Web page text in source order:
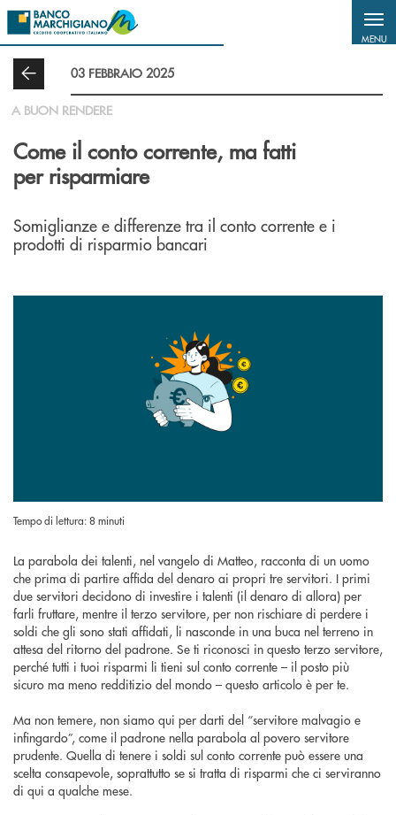
Salta al contenuto principale
MENU
03 FEBBRAIO 2025
A BUON RENDERE
Come il conto corrente, ma fatti
per risparmiare
Somiglianze e differenze tra il conto corrente e i
prodotti di risparmio bancari
Tempo di lettura: 8 minuti
La parabola dei talenti, nel vangelo di Matteo, racconta di un uomo
che prima di partire affida del denaro ai propri tre servitori. I primi
due servitori decidono di investire i talenti (il denaro di allora) per
farli fruttare, mentre il terzo servitore, per non rischiare di perdere i
soldi che gli sono stati affidati, li nasconde in una buca nel terreno in
attesa del ritorno del padrone. Se ti riconosci in questo terzo servitore,
perché tutti i tuoi risparmi li tieni sul conto corrente – il posto più
sicuro ma meno redditizio del mondo – questo articolo è per te.
Ma non temere, non siamo qui per darti del “servitore malvagio e
infingardo”, come il padrone nella parabola al povero servitore
prudente. Quella di tenere i soldi sul conto corrente può essere una
scelta consapevole, soprattutto se si tratta di risparmi che ci serviranno
di qui a qualche mese.